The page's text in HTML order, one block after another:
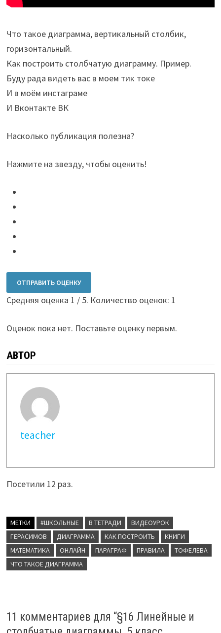
Что такое диаграмма, вертикальный столбик,
горизонтальный.
Как построить столбчатую диаграмму. Пример.
Буду рада видеть вас в моем тик токе
И в моём инстаграме
И Вконтакте ВК
Насколько публикация полезна?
Нажмите на звезду, чтобы оценить!
ОТПРАВИТЬ ОЦЕНКУ
Средняя оценка 1 / 5. Количество оценок: 1
Оценок пока нет. Поставьте оценку первым.
АВТОР
teacher
Посетили 12 раз.
МЕТКИ #ШКОЛЬНЫЕ В ТЕТРАДИ
ВИДЕОУРОК
ГЕРАСИМОВ
ДИАГРАММА КАК ПОСТРОИТЬ
КНИГИ
МАТЕМАТИКА
ОНЛАЙН ПАРАГРАФ ПРАВИЛА
ТОФЕЛЕВА
ЧТО ТАКОЕ ДИАГРАММА
11 комментариев для “§16 Линейные и